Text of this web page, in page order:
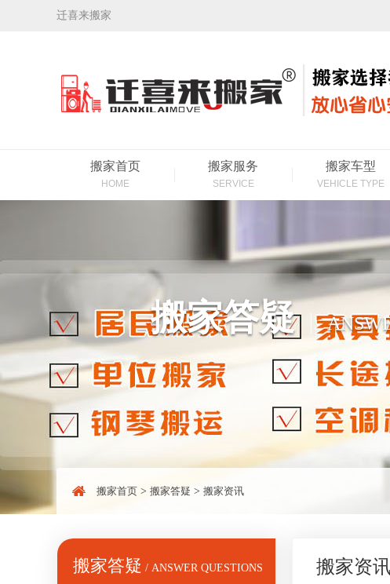
迁喜来搬家
搬家首页
HOME
搬家服务
SERVICE
搬家车型
VEHICLE TYPE
搬家答疑
搬家首页 > 搬家答疑 > 搬家资讯
搬家答疑 / ANSWER QUESTIONS 搬家资讯